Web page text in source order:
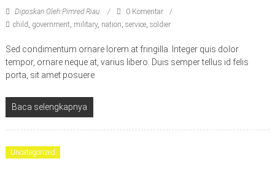
Diposkan Oleh:Pimred Riau
0 Komentar
child
government military, nation service, soldier
Sed condimentum ornare lorem at fringilla. Integer quis dolor
tempor, ornare neque at, varius libero. Duis semper tellus id felis
porta, sit amet posuere
Baca selengkapnya
Uncategorized